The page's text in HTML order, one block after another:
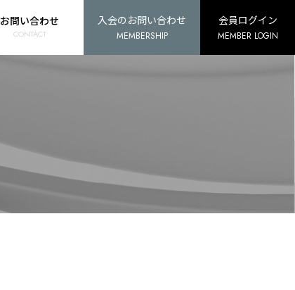
お問い合わせ
CONTACT
入会のお問い合わせ
MEMBERSHIP
会員ログイン
MEMBER LOGIN